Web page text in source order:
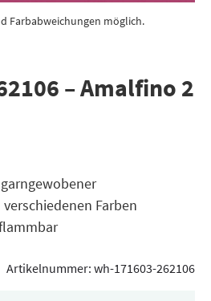
Farbabweichungen möglich.
– Amalfino 2
Farben
Artikelnummer: wh-171603-262106